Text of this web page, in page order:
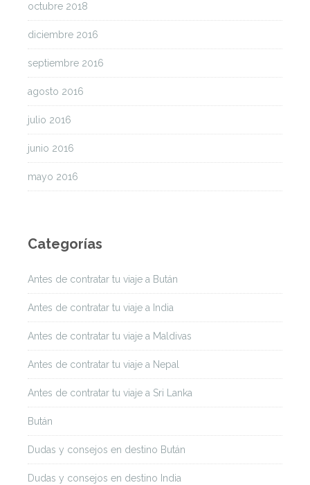
octubre 2018
diciembre 2016
septiembre 2016
agosto 2016
julio 2016
junio 2016
mayo 2016
Categorías
Antes de contratar tu viaje a Bután
Antes de contratar tu viaje a India
Antes de contratar tu viaje a Maldivas
Antes de contratar tu viaje a Nepal
Antes de contratar tu viaje a Sri Lanka
Bután
Dudas y consejos en destino Bután
Dudas y consejos en destino India